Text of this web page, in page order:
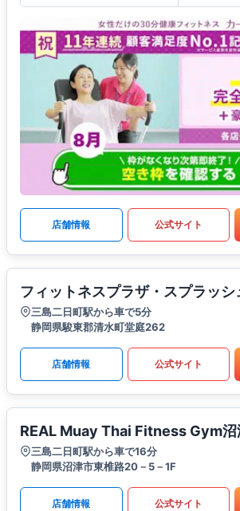
店舗情報 公式サイト
フィットネスプラザ・スプラッシ
三島二日町駅から車で5分
静岡県駿東郡清水町堂庭262
店舗情報 公式サイト
REAL Muay Thai Fitness Gym沼
三島二日町駅から車で16分
静岡県沼津市東椎路20－5－1F
店舗情報 公式サイト